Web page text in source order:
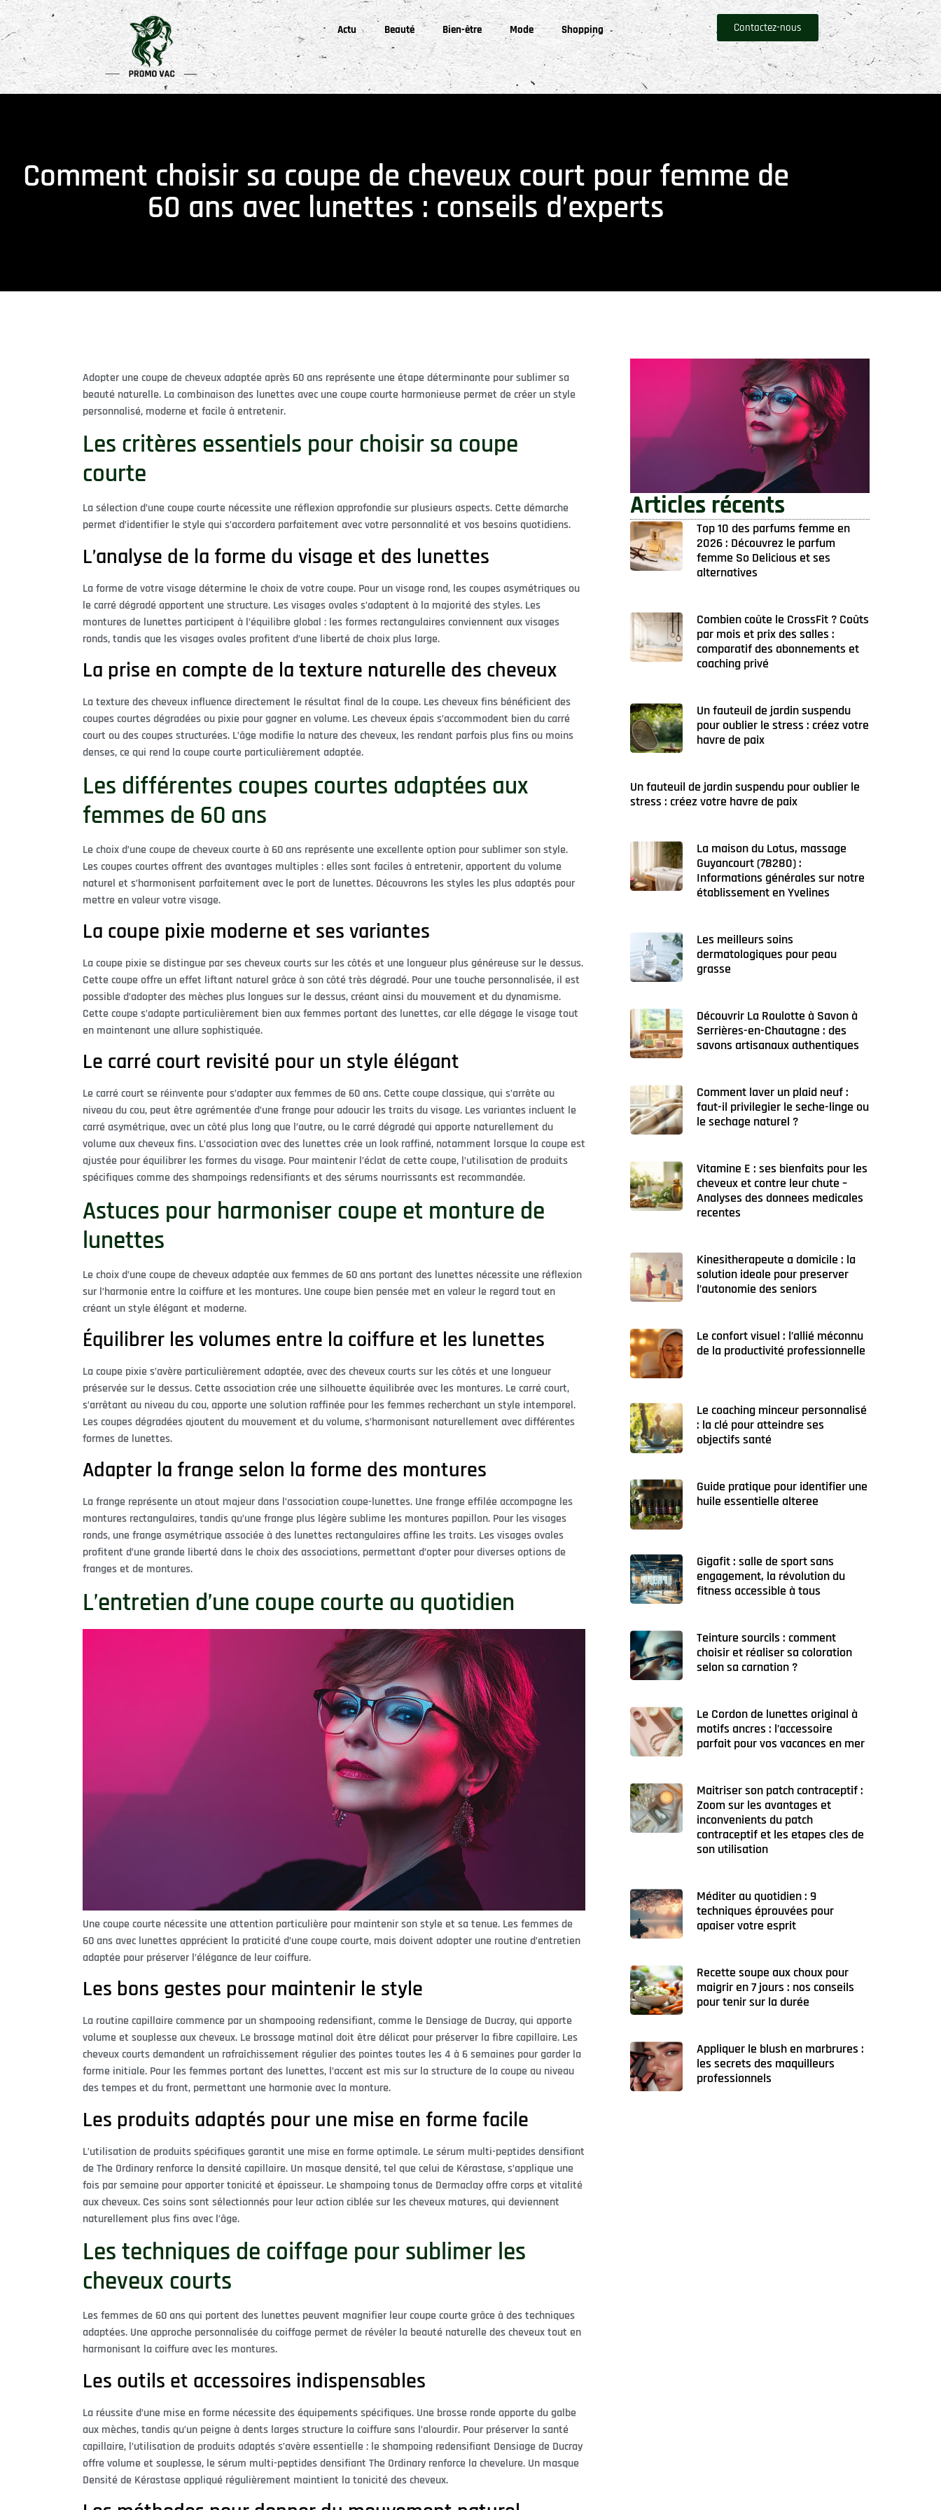
Actu Beauté Bien-être Mode Shopping Contactez-nous
Comment choisir sa coupe de cheveux court pour femme de
60 ans avec lunettes : conseils d’experts
Adopter une coupe de cheveux adaptée après 60 ans représente une étape déterminante pour sublimer sa
beauté naturelle. La combinaison des lunettes avec une coupe courte harmonieuse permet de créer un style
personnalisé, moderne et facile à entretenir.
Les critères essentiels pour choisir sa coupe
courte
La sélection d’une coupe courte nécessite une réflexion approfondie sur plusieurs aspects. Cette démarche
permet d’identifier le style qui s’accordera parfaitement avec votre personnalité et vos besoins quotidiens.
L’analyse de la forme du visage et des lunettes
La forme de votre visage détermine le choix de votre coupe. Pour un visage rond, les coupes asymétriques ou
le carré dégradé apportent une structure. Les visages ovales s’adaptent à la majorité des styles. Les
montures de lunettes participent à l’équilibre global : les formes rectangulaires conviennent aux visages
ronds, tandis que les visages ovales profitent d’une liberté de choix plus large.
La prise en compte de la texture naturelle des cheveux
La texture des cheveux influence directement le résultat final de la coupe. Les cheveux fins bénéficient des
coupes courtes dégradées ou pixie pour gagner en volume. Les cheveux épais s’accommodent bien du carré
court ou des coupes structurées. L’âge modifie la nature des cheveux, les rendant parfois plus fins ou moins
denses, ce qui rend la coupe courte particulièrement adaptée.
Les différentes coupes courtes adaptées aux
femmes de 60 ans
Le choix d’une coupe de cheveux courte à 60 ans représente une excellente option pour sublimer son style.
Les coupes courtes offrent des avantages multiples : elles sont faciles à entretenir, apportent du volume
naturel et s’harmonisent parfaitement avec le port de lunettes. Découvrons les styles les plus adaptés pour
mettre en valeur votre visage.
La coupe pixie moderne et ses variantes
La coupe pixie se distingue par ses cheveux courts sur les côtés et une longueur plus généreuse sur le dessus.
Cette coupe offre un effet liftant naturel grâce à son côté très dégradé. Pour une touche personnalisée, il est
possible d’adopter des mèches plus longues sur le dessus, créant ainsi du mouvement et du dynamisme.
Cette coupe s’adapte particulièrement bien aux femmes portant des lunettes, car elle dégage le visage tout
en maintenant une allure sophistiquée.
Le carré court revisité pour un style élégant
Le carré court se réinvente pour s’adapter aux femmes de 60 ans. Cette coupe classique, qui s’arrête au
niveau du cou, peut être agrémentée d’une frange pour adoucir les traits du visage. Les variantes incluent le
carré asymétrique, avec un côté plus long que l’autre, ou le carré dégradé qui apporte naturellement du
volume aux cheveux fins. L’association avec des lunettes crée un look raffiné, notamment lorsque la coupe est
ajustée pour équilibrer les formes du visage. Pour maintenir l’éclat de cette coupe, l’utilisation de produits
spécifiques comme des shampoings redensifiants et des sérums nourrissants est recommandée.
Astuces pour harmoniser coupe et monture de
lunettes
Le choix d’une coupe de cheveux adaptée aux femmes de 60 ans portant des lunettes nécessite une réflexion
sur l’harmonie entre la coiffure et les montures. Une coupe bien pensée met en valeur le regard tout en
créant un style élégant et moderne.
Équilibrer les volumes entre la coiffure et les lunettes
La coupe pixie s’avère particulièrement adaptée, avec des cheveux courts sur les côtés et une longueur
préservée sur le dessus. Cette association crée une silhouette équilibrée avec les montures. Le carré court,
s’arrêtant au niveau du cou, apporte une solution raffinée pour les femmes recherchant un style intemporel.
Les coupes dégradées ajoutent du mouvement et du volume, s’harmonisant naturellement avec différentes
formes de lunettes.
Adapter la frange selon la forme des montures
La frange représente un atout majeur dans l’association coupe-lunettes. Une frange effilée accompagne les
montures rectangulaires, tandis qu’une frange plus légère sublime les montures papillon. Pour les visages
ronds, une frange asymétrique associée à des lunettes rectangulaires affine les traits. Les visages ovales
profitent d’une grande liberté dans le choix des associations, permettant d’opter pour diverses options de
franges et de montures.
L’entretien d’une coupe courte au quotidien
Une coupe courte nécessite une attention particulière pour maintenir son style et sa tenue. Les femmes de
60 ans avec lunettes apprécient la praticité d’une coupe courte, mais doivent adopter une routine d’entretien
adaptée pour préserver l’élégance de leur coiffure.
Les bons gestes pour maintenir le style
La routine capillaire commence par un shampooing redensifiant, comme le Densiage de Ducray, qui apporte
volume et souplesse aux cheveux. Le brossage matinal doit être délicat pour préserver la fibre capillaire. Les
cheveux courts demandent un rafraîchissement régulier des pointes toutes les 4 à 6 semaines pour garder la
forme initiale. Pour les femmes portant des lunettes, l’accent est mis sur la structure de la coupe au niveau
des tempes et du front, permettant une harmonie avec la monture.
Les produits adaptés pour une mise en forme facile
L’utilisation de produits spécifiques garantit une mise en forme optimale. Le sérum multi-peptides densifiant
de The Ordinary renforce la densité capillaire. Un masque densité, tel que celui de Kérastase, s’applique une
fois par semaine pour apporter tonicité et épaisseur. Le shampoing tonus de Dermaclay offre corps et vitalité
aux cheveux. Ces soins sont sélectionnés pour leur action ciblée sur les cheveux matures, qui deviennent
naturellement plus fins avec l’âge.
Les techniques de coiffage pour sublimer les
cheveux courts
Les femmes de 60 ans qui portent des lunettes peuvent magnifier leur coupe courte grâce à des techniques
adaptées. Une approche personnalisée du coiffage permet de révéler la beauté naturelle des cheveux tout en
harmonisant la coiffure avec les montures.
Les outils et accessoires indispensables
La réussite d’une mise en forme nécessite des équipements spécifiques. Une brosse ronde apporte du galbe
aux mèches, tandis qu’un peigne à dents larges structure la coiffure sans l’alourdir. Pour préserver la santé
capillaire, l’utilisation de produits adaptés s’avère essentielle : le shampoing redensifiant Densiage de Ducray
offre volume et souplesse, le sérum multi-peptides densifiant The Ordinary renforce la chevelure. Un masque
Densité de Kérastase appliqué régulièrement maintient la tonicité des cheveux.
Articles récents
Top 10 des parfums femme en
2026 : Découvrez le parfum
femme So Delicious et ses
alternatives
Combien coûte le CrossFit ? Coûts
par mois et prix des salles :
comparatif des abonnements et
coaching privé
Un fauteuil de jardin suspendu
pour oublier le stress : créez votre
havre de paix
Un fauteuil de jardin suspendu pour oublier le
stress : créez votre havre de paix
La maison du Lotus, massage
Guyancourt (78280) :
Informations générales sur notre
établissement en Yvelines
Les meilleurs soins
dermatologiques pour peau
grasse
Découvrir La Roulotte à Savon à
Serrières-en-Chautagne : des
savons artisanaux authentiques
Comment laver un plaid neuf :
faut-il privilegier le seche-linge ou
le sechage naturel ?
Vitamine E : ses bienfaits pour les
cheveux et contre leur chute –
Analyses des donnees medicales
recentes
Kinesitherapeute a domicile : la
solution ideale pour preserver
l’autonomie des seniors
Le confort visuel : l’allié méconnu
de la productivité professionnelle
Le coaching minceur personnalisé
: la clé pour atteindre ses
objectifs santé
Guide pratique pour identifier une
huile essentielle alteree
Gigafit : salle de sport sans
engagement, la révolution du
fitness accessible à tous
Teinture sourcils : comment
choisir et réaliser sa coloration
selon sa carnation ?
Le Cordon de lunettes original à
motifs ancres : l’accessoire
parfait pour vos vacances en mer
Maitriser son patch contraceptif :
Zoom sur les avantages et
inconvenients du patch
contraceptif et les etapes cles de
son utilisation
Méditer au quotidien : 9
techniques éprouvées pour
apaiser votre esprit
Recette soupe aux choux pour
maigrir en 7 jours : nos conseils
pour tenir sur la durée
Appliquer le blush en marbrures :
les secrets des maquilleurs
professionnels